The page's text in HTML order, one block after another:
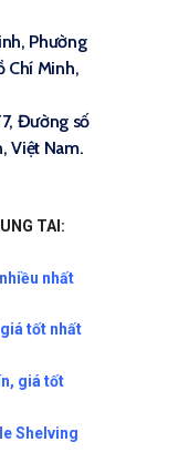
Phường
Chí Minh,
Đường số
Việt Nam.
TAI:
nhất
tốt nhất
giá tốt
Shelving